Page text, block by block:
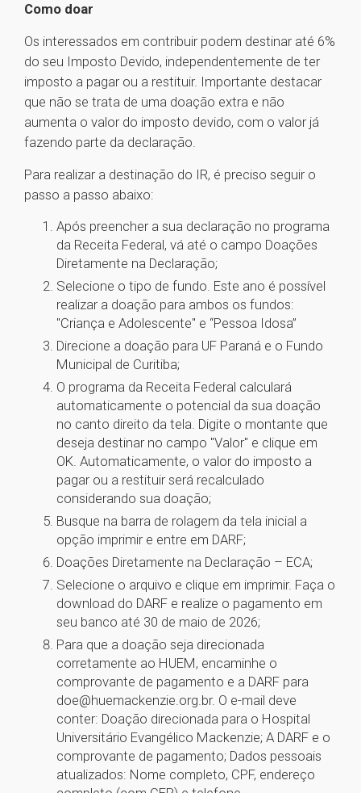
Como doar
Os interessados em contribuir podem destinar até 6%
do seu Imposto Devido, independentemente de ter
imposto a pagar ou a restituir. Importante destacar
que não se trata de uma doação extra e não
aumenta o valor do imposto devido, com o valor já
fazendo parte da declaração.
Para realizar a destinação do IR, é preciso seguir o
passo a passo abaixo:
Após preencher a sua declaração no programa
da Receita Federal, vá até o campo Doações
Diretamente na Declaração;
Selecione o tipo de fundo. Este ano é possível
realizar a doação para ambos os fundos:
"Criança e Adolescente" e “Pessoa Idosa”
Direcione a doação para UF Paraná e o Fundo
Municipal de Curitiba;
O programa da Receita Federal calculará
automaticamente o potencial da sua doação
no canto direito da tela. Digite o montante que
deseja destinar no campo "Valor" e clique em
OK. Automaticamente, o valor do imposto a
pagar ou a restituir será recalculado
considerando sua doação;
Busque na barra de rolagem da tela inicial a
opção imprimir e entre em DARF;
Doações Diretamente na Declaração – ECA;
Selecione o arquivo e clique em imprimir. Faça o
download do DARF e realize o pagamento em
seu banco até 30 de maio de 2026;
Para que a doação seja direcionada
corretamente ao HUEM, encaminhe o
comprovante de pagamento e a DARF para
doe@huemackenzie.org.br. O e-mail deve
conter: Doação direcionada para o Hospital
Universitário Evangélico Mackenzie; A DARF e o
comprovante de pagamento; Dados pessoais
atualizados: Nome completo, CPF, endereço